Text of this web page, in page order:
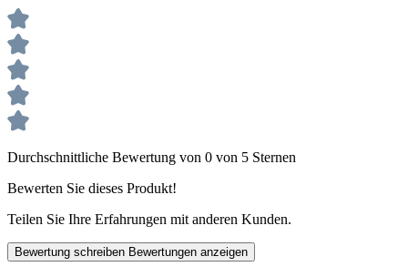
Durchschnittliche Bewertung von 0 von 5 Sternen
Bewerten Sie dieses Produkt!
Teilen Sie Ihre Erfahrungen mit anderen Kunden.
Bewertung schreiben Bewertungen anzeigen